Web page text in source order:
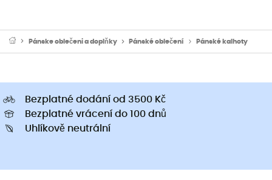
Pánske oblečeni a doplňky Pánské oblečení Pánské kalhoty
Bezplatné dodání od 3500 Kč
Bezplatné vrácení do 100 dnů
Uhlíkově neutrální